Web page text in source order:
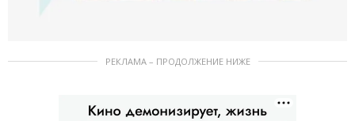
РЕКЛАМА – ПРОДОЛЖЕНИЕ НИЖЕ